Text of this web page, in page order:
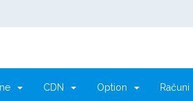
CDN Option Računi